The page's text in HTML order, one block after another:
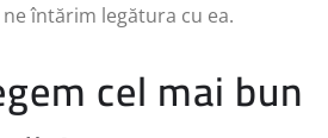
întărim legătura cu ea.
cel mai bun